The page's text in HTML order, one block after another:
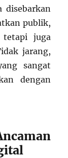
disebarkan
publik,
tetapi juga
jarang,
sangat
dengan